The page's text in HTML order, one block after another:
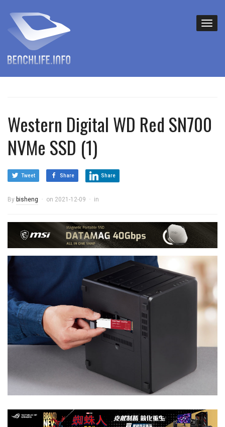
Western Digital WD Red SN700
NVMe SSD (1)
Tweet Share Share
By bisheng on 2021-12-09 in